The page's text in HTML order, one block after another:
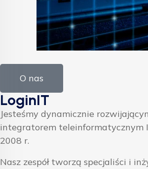
O nas
LoginIT
Jesteśmy dynamicznie
integratorem teleinformatycznym
2008 r.
Nasz zespół tworzą specjaliści i